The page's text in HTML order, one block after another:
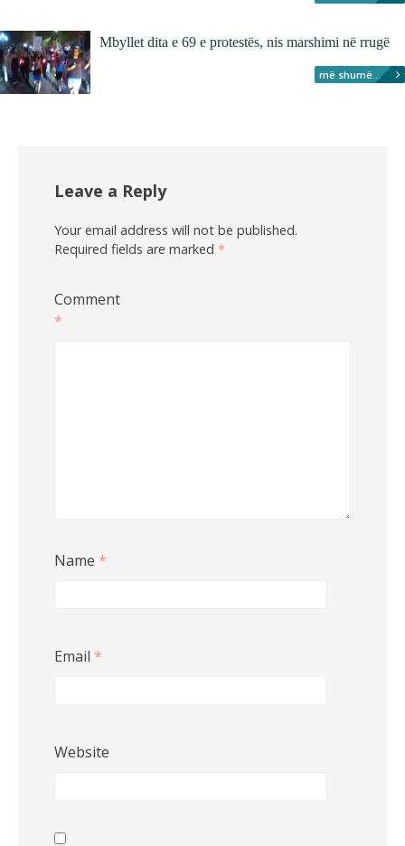
Mbyllet dita e 69 e protestës, nis marshimi në rrugë
më shumë...
Leave a Reply
Your email address will not be published.
Required fields are marked *
Comment
*
Name *
Email *
Website